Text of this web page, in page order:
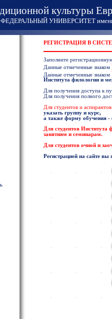
культуры
УНИВЕРСИТЕТ
РЕГИСТРАЦИЯ В
Заполните
Данные отмеченные знаком
Данные отмеченные знаком
Института филологии и
Для получения доступа к
Для получения полного
Для студентов и аспирантов
указать группу и курс,
а также форму обучения -
Для студентов Института
занятиям и семинарам.
Для студентов очной и
Регистрацией на сайте вы